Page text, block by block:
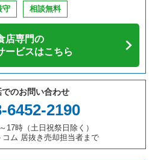
案件一覧
物件の案件一覧
き売却物件の案件一覧
の居抜き売却物件の案件一覧
件一覧
却物件の案件一覧
却物件の案件一覧
却物件の案件一覧
抜き売却物件の案件一覧
却物件の案件一覧
抜き売却物件の案件一覧
居抜き売却物件の案件一覧
売却物件の案件一覧
物件の案件一覧
焼の居抜き売却物件の案件一覧
き売却物件の案件一覧
却物件の案件一覧
抜き売却物件の案件一覧
グバーの居抜き売却物件の案件一覧
却物件の案件一覧
守 相談無料
店専門の
ービスはこちら
でのお問い合わせ
6452-2190
17時（土日祝祭日除く）
ム 居抜き売却担当者まで